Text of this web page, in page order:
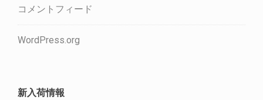
コメントフィード
WordPress.org
新入荷情報